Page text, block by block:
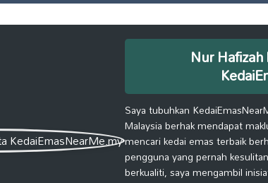
Nur
Saya tubuhkan
Malaysia berhak mendapat
mencari kedai emas terbaik
pengguna yang pernah
berkualiti, saya mengambil